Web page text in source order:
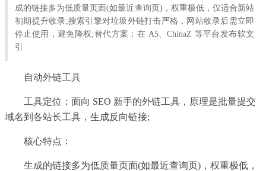
成的链接多为低质量页面(如最近查询页)，权重极低，仅适合新站
初期提升收录;搜索引擎对垃圾外链打击严格，网站收录后需立即
停止使用，避免降权;替代方案：在 A5、ChinaZ 等平台发布软文
引
自动外链工具
工具定位：面向 SEO 新手的外链工具，原理是批量提交
域名到各站长工具，生成反向链接;
核心特点：
生成的链接多为低质量页面(如最近查询页)，权重极低，